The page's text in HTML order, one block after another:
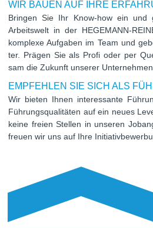
WIR BAUEN AUF IHRE
Brin­gen Sie Ihr Know-how ein
Arbeits­welt in der HEGEMANN-
kom­plexe Auf­ga­ben im Team und
ter. Prä­gen Sie als Profi oder per
sam die Zukunft unse­rer
EMPFEHLEN SIE SICH ALS
Wir bie­ten Ihnen inter­es­sante
Füh­rungs­qua­li­tä­ten auf ein neues
keine freien Stel­len in unse­ren
freuen wir uns auf Ihre